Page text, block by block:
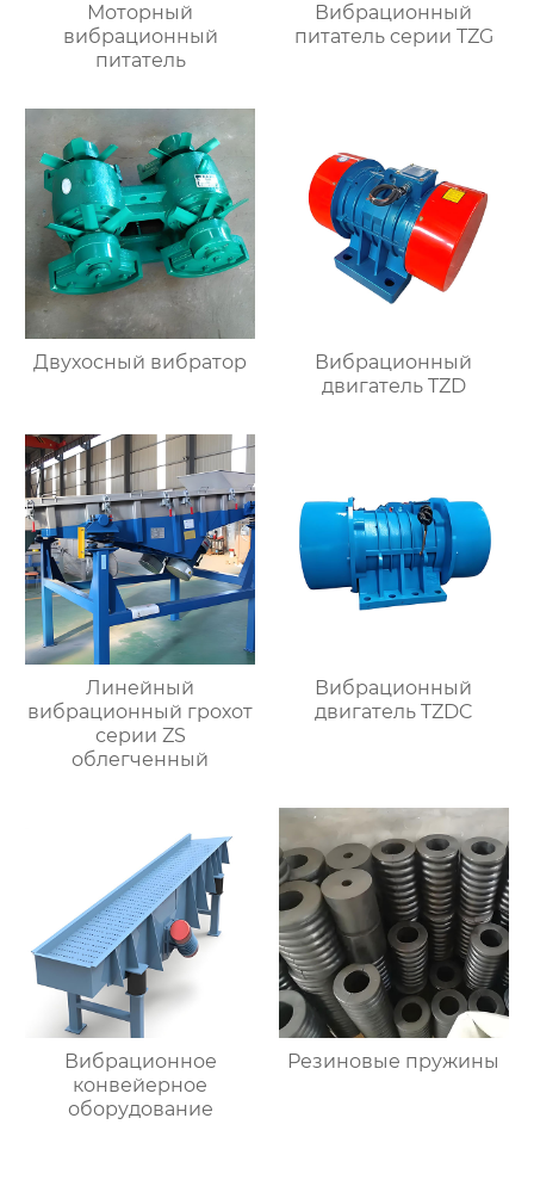
Моторный
вибрационный
питатель
Вибрационный
питатель серии TZG
Двухосный вибратор
Вибрационный
двигатель TZD
Линейный
вибрационный грохот
серии ZS
облегченный
Вибрационный
двигатель TZDC
Вибрационное
конвейерное
оборудование
Резиновые пружины